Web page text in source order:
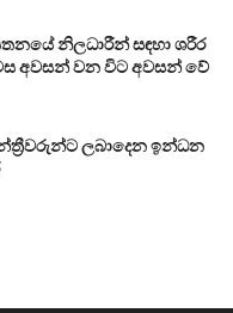
නිලධාරීන් සඳහා ශරීර
මස අවසන් වන විට අවසන් වේ
ලබාදෙන ඉන්ධන